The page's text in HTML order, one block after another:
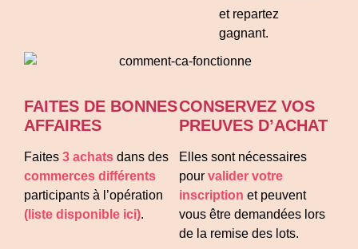
et repartez
gagnant.
FAITES DE BONNES
AFFAIRES
Faites 3 achats dans des
commerces différents
participants à l’opération
(liste disponible ici).
CONSERVEZ VOS
PREUVES D’ACHAT
Elles sont nécessaires
pour valider votre
inscription et peuvent
vous être demandées lors
de la remise des lots.